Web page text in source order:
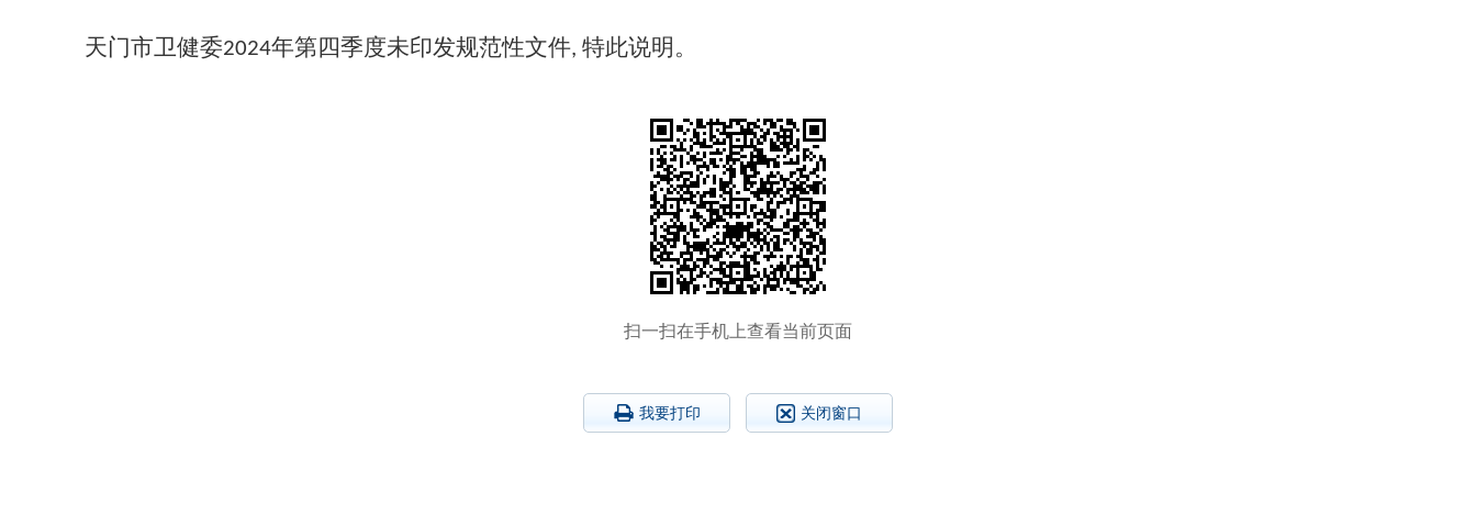
天门市卫健委2024年第四季度未印发规范性文件, 特此说明。
扫一扫在手机上查看当前页面
我要打印 关闭窗口